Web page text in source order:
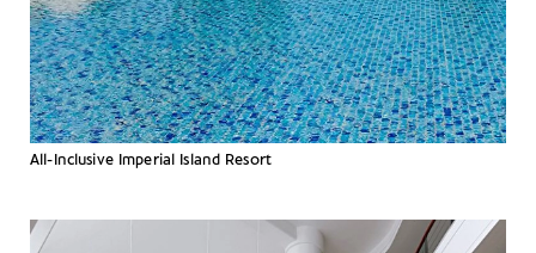
All-Inclusive Imperial Island Resort